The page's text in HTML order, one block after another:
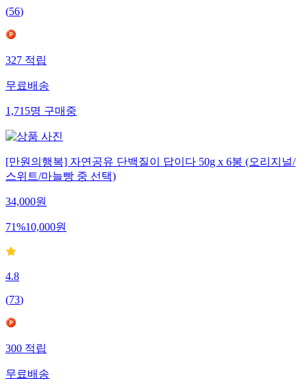
(56)
327적립
무료배송
1,715명구매중
[만원의행복] 자연공유 단백질이 답이다 50g x 6봉 (오리지널/
스위트/마늘빵 중 선택)
34,000원
71%10,000원
4.8
(73)
300적립
무료배송